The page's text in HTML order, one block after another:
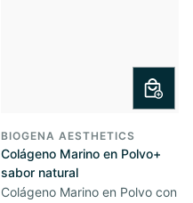
BIOGENA AESTHETICS
Colágeno Marino en Polvo+
sabor natural
Colágeno Marino en Polvo con